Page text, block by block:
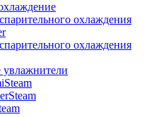
охлаждения
охлаждения
увлажнители